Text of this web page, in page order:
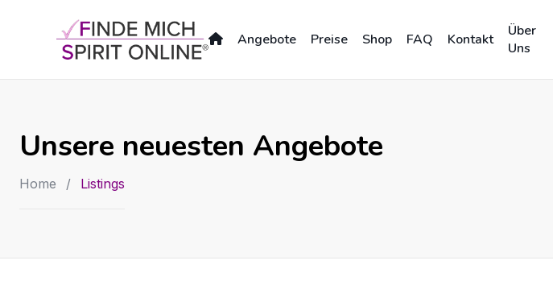
Angebote Preise Shop FAQ Kontakt
Über
Uns
Unsere neuesten Angebote
Home / Listings